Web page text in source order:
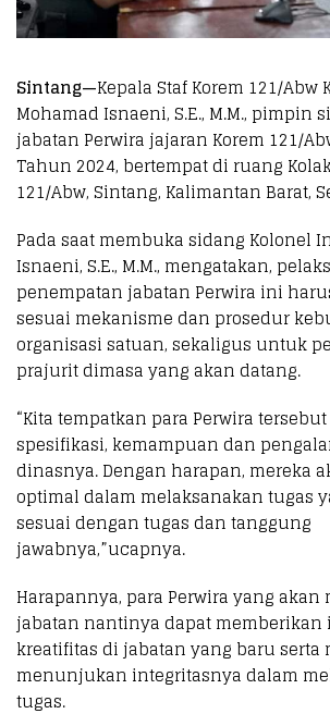
Sintang—Kepala Staf Korem 121/Abw
Mohamad Isnaeni, S.E., M.M., pimpin
jabatan Perwira jajaran Korem 121/
Tahun 2024, bertempat di ruang
121/Abw, Sintang, Kalimantan Barat,
Pada saat membuka sidang Kolonel
Isnaeni, S.E., M.M., mengatakan,
penempatan jabatan Perwira ini
sesuai mekanisme dan prosedur
organisasi satuan, sekaligus untuk
prajurit dimasa yang akan datang.
“Kita tempatkan para Perwira
spesifikasi, kemampuan dan
dinasnya. Dengan harapan, mereka
optimal dalam melaksanakan tugas
sesuai dengan tugas dan tanggung
jawabnya,”ucapnya.
Harapannya, para Perwira yang
jabatan nantinya dapat memberikan
kreatifitas di jabatan yang baru serta
menunjukan integritasnya dalam
tugas.